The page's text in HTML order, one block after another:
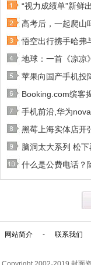
“视力成绩单”新鲜
高考后，一起爬山
悟空出行携手哈弗
地球：一首《凉凉
苹果向国产手机投
Booking.com缤客
手机前沿,华为
黑莓上海实体店开
脑洞太大系列 松
什么是公费电话？
网站简介 - 联系我们